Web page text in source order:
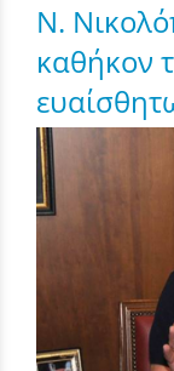
Ν.
καθήκον